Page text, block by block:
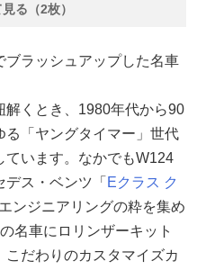
る（2枚）
ラッシュアップした名車
解くとき、1980年代から90
「ヤングタイマー」世代
ています。なかでもW124
ス・ベンツ「 Eクラス ク
ンジニアリングの粋を集め
名車にロリンザーキット
だわりのカスタマイズカ